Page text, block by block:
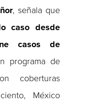
, señala que
caso desde
casos de
programa de
coberturas
México